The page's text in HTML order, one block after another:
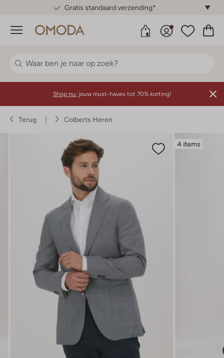
Gratis standaard verzending*
Menu
Shop nu: jouw must-haves tot 70% korting!
Terug Colberts Heren
4 items